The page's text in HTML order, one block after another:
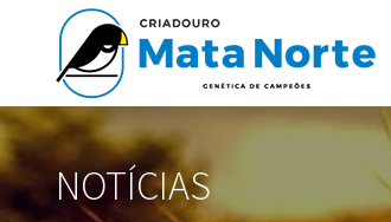
NOTÍCIAS